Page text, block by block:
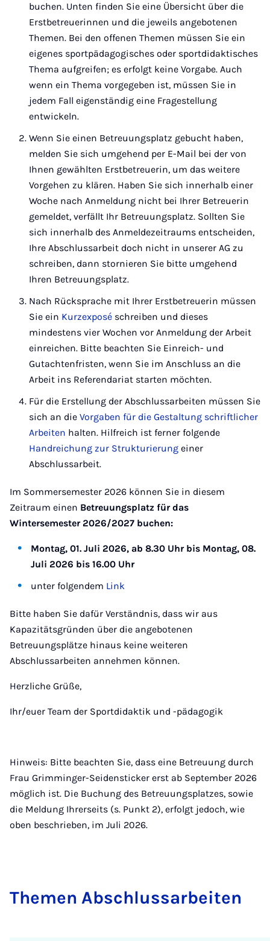
buchen. Unten finden Sie eine Übersicht über die
Erstbetreuerinnen und die jeweils angebotenen
Themen. Bei den offenen Themen müssen Sie ein
eigenes sportpädagogisches oder sportdidaktisches
Thema aufgreifen; es erfolgt keine Vorgabe. Auch
wenn ein Thema vorgegeben ist, müssen Sie in
jedem Fall eigenständig eine Fragestellung
entwickeln.
Wenn Sie einen Betreuungsplatz gebucht haben,
melden Sie sich umgehend per E-Mail bei der von
Ihnen gewählten Erstbetreuerin, um das weitere
Vorgehen zu klären. Haben Sie sich innerhalb einer
Woche nach Anmeldung nicht bei Ihrer Betreuerin
gemeldet, verfällt Ihr Betreuungsplatz. Sollten Sie
sich innerhalb des Anmeldezeitraums entscheiden,
Ihre Abschlussarbeit doch nicht in unserer AG zu
schreiben, dann stornieren Sie bitte umgehend
Ihren Betreuungsplatz.
Nach Rücksprache mit Ihrer Erstbetreuerin müssen
Sie ein Kurzexposé schreiben und dieses
mindestens vier Wochen vor Anmeldung der Arbeit
einreichen. Bitte beachten Sie Einreich- und
Gutachtenfristen, wenn Sie im Anschluss an die
Arbeit ins Referendariat starten möchten.
Für die Erstellung der Abschlussarbeiten müssen Sie
sich an die Vorgaben für die Gestaltung schriftlicher
Arbeiten halten. Hilfreich ist ferner folgende
Handreichung zur Strukturierung einer
Abschlussarbeit.
Im Sommersemester 2026 können Sie in diesem
Zeitraum einen Betreuungsplatz für das
Wintersemester 2026/2027 buchen:
Montag, 01. Juli 2026, ab 8.30 Uhr bis Montag, 08.
Juli 2026 bis 16.00 Uhr
unter folgendem Link
Bitte haben Sie dafür Verständnis, dass wir aus
Kapazitätsgründen über die angebotenen
Betreuungsplätze hinaus keine weiteren
Abschlussarbeiten annehmen können.
Herzliche Grüße,
Ihr/euer Team der Sportdidaktik und -pädagogik
Hinweis: Bitte beachten Sie, dass eine Betreuung durch
Frau Grimminger-Seidensticker erst ab September 2026
möglich ist. Die Buchung des Betreuungsplatzes, sowie
die Meldung Ihrerseits (s. Punkt 2), erfolgt jedoch, wie
oben beschrieben, im Juli 2026.
The­men Ab­schluss­a­r­bei­ten